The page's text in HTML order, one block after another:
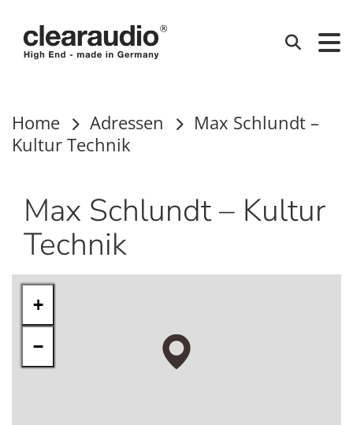
Suchen
Home Adressen
Max Schlundt –
Kultur Technik
Max Schlundt – Kultur
Technik
+
−